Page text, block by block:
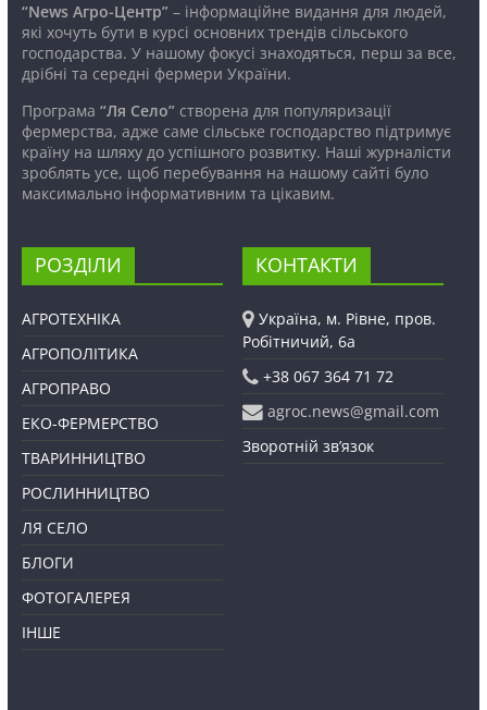
“News Агро-Центр”– інформаційне видання для людей,
які хочуть бути в курсі основних трендів сільського
господарства. У нашому фокусі знаходяться, перш за все,
дрібні та середні фермери України.
Програма “Ля Село”створена для популяризації
фермерства, адже саме сільське господарство підтримує
країну на шляху до успішного розвитку. Наші журналісти
зроблять усе, щоб перебування на нашому сайті було
максимально інформативним та цікавим.
РОЗДІЛИ
АГРОТЕХНІКА
АГРОПОЛІТИКА
АГРОПРАВО
ЕКО-ФЕРМЕРСТВО
ТВАРИННИЦТВО
РОСЛИННИЦТВО
ЛЯ СЕЛО
БЛОГИ
ФОТОГАЛЕРЕЯ
ІНШЕ
КОНТАКТИ
Україна, м. Рівне, пров.
Робітничий, 6а
+38 067 364 71 72
agroc.news@gmail.com
Зворотній зв’язок